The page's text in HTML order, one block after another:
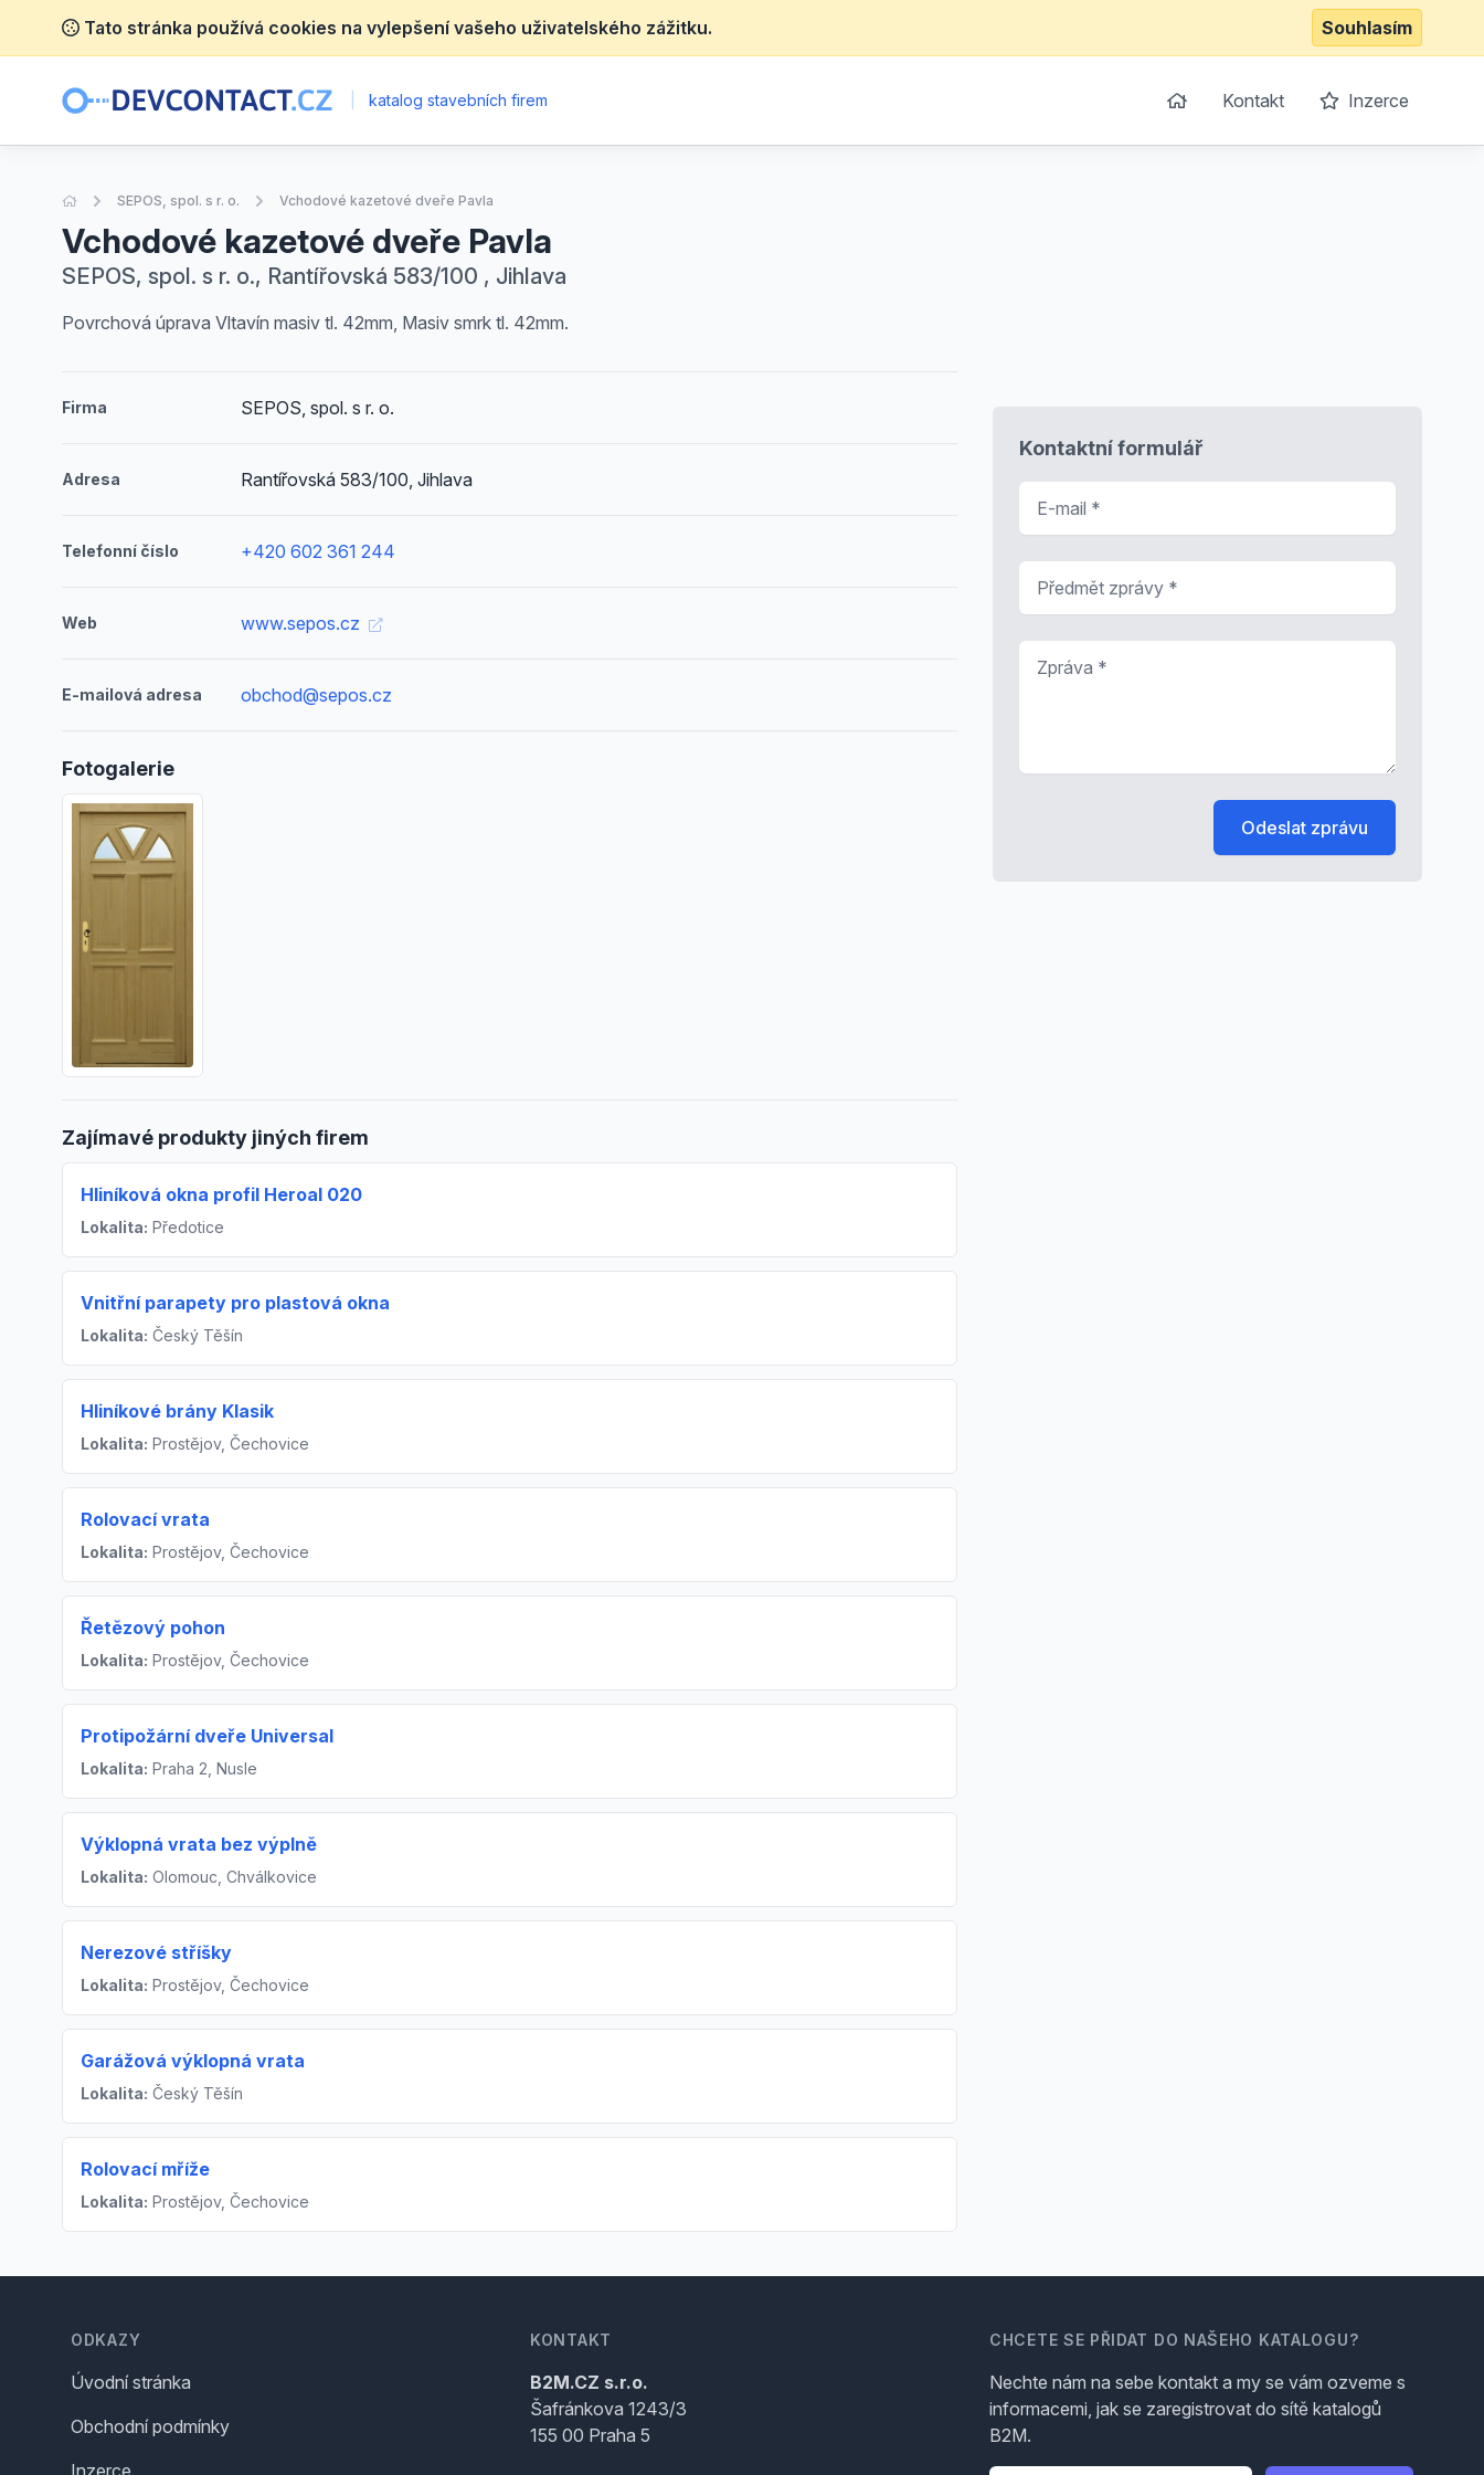
Tato stránka používá cookies na vylepšení vašeho uživatelského zážitku. Souhlasím
katalog stavebních firem Kontakt Inzerce
Úvodní stránka
SEPOS, spol. s r. o. Vchodové kazetové dveře Pavla
Vchodové kazetové dveře Pavla
SEPOS, spol. s r. o., Rantířovská 583/100 , Jihlava
Povrchová úprava Vltavín masiv tl. 42mm, Masiv smrk tl. 42mm.
Firma SEPOS, spol. s r. o.
Adresa Rantířovská 583/100, Jihlava
Telefonní číslo +420 602 361 244
Web www.sepos.cz
E-mailová adresa obchod@sepos.cz
Fotogalerie
Zajímavé produkty jiných firem
Hliníková okna profil Heroal 020
Lokalita: Předotice
Vnitřní parapety pro plastová okna
Lokalita: Český Těšín
Hliníkové brány Klasik
Lokalita: Prostějov, Čechovice
Rolovací vrata
Lokalita: Prostějov, Čechovice
Řetězový pohon
Lokalita: Prostějov, Čechovice
Protipožární dveře Universal
Lokalita: Praha 2, Nusle
Výklopná vrata bez výplně
Lokalita: Olomouc, Chválkovice
Nerezové stříšky
Lokalita: Prostějov, Čechovice
Garážová výklopná vrata
Lokalita: Český Těšín
Rolovací mříže
Lokalita: Prostějov, Čechovice
Kontaktní formulář
Odeslat zprávu
ODKAZY
Úvodní stránka
Obchodní podmínky
KONTAKT
B2M.CZ s.r.o.
Šafránkova 1243/3
155 00 Praha 5
CHCETE SE PŘIDAT DO NAŠEHO KATALOGU?
Nechte nám na sebe kontakt a my se vám ozveme s
informacemi, jak se zaregistrovat do sítě katalogů
B2M.